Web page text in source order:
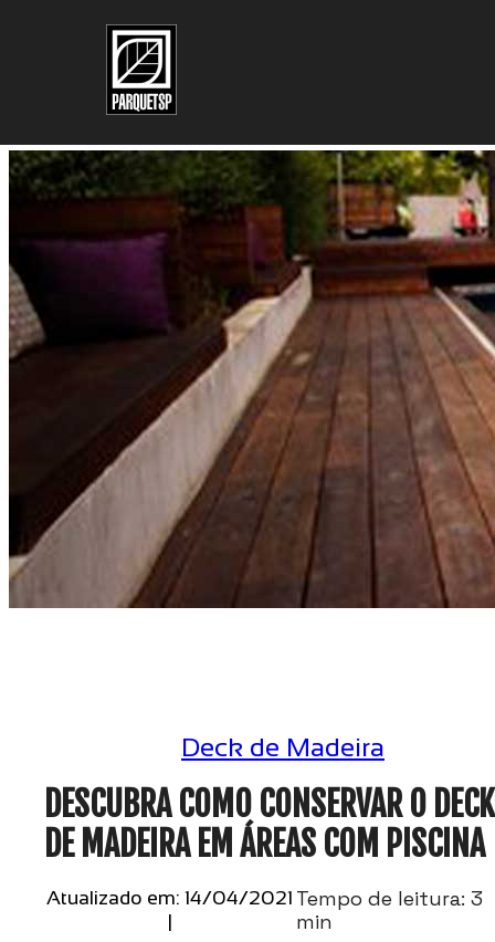
Deck de Madeira
DESCUBRA COMO CONSERVAR O DECK
DE MADEIRA EM ÁREAS COM PISCINA
Atualizado em: 14/04/2021
|
Tempo de leitura: 3
min